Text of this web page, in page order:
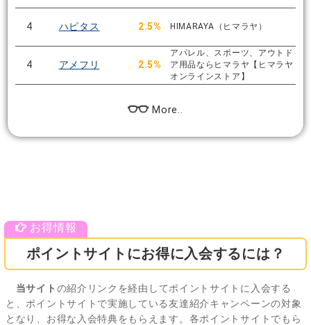
4 ハピタス 2.5% HIMARAYA（ヒマラヤ）
4 アメフリ 2.5%
アパレル、スポーツ、アウトド
ア用品ならヒマラヤ【ヒマラヤ
オンラインストア】
More..
ポイントサイトにお得に入会するには？
当サイト の紹介リンクを経由してポイントサイトに入会する
と、ポイントサイトで実施している友達紹介キャンペーンの対象
となり、お得な入会特典をもらえます。各ポイントサイトでもら